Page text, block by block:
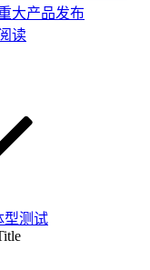
大产品发布
读
型测试